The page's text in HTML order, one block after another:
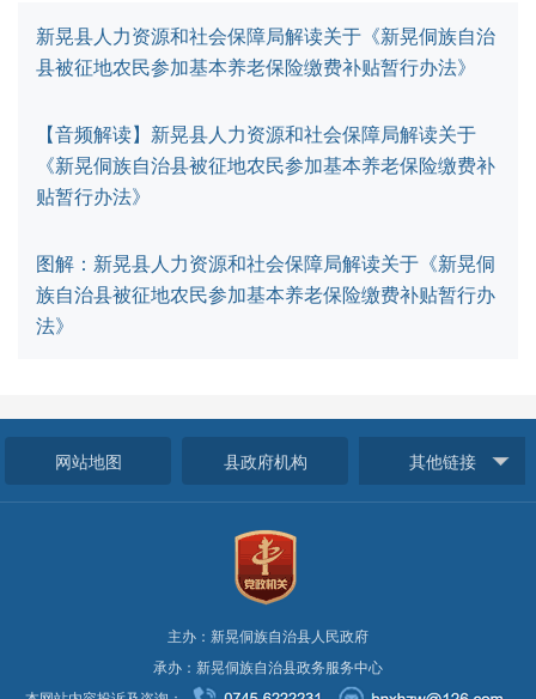
新晃县人力资源和社会保障局解读关于《新晃侗族自治
县被征地农民参加基本养老保险缴费补贴暂行办法》
【音频解读】新晃县人力资源和社会保障局解读关于
《新晃侗族自治县被征地农民参加基本养老保险缴费补
贴暂行办法》
图解：新晃县人力资源和社会保障局解读关于《新晃侗
族自治县被征地农民参加基本养老保险缴费补贴暂行办
法》
网站地图 县政府机构 其他链接
主办：新晃侗族自治县人民政府
承办：新晃侗族自治县政务服务中心